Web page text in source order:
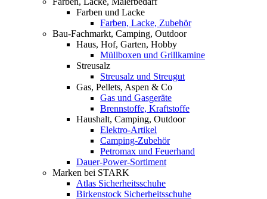
Farben und Lacke
Farben, Lacke, Zubehör
Bau-Fachmarkt, Camping, Outdoor
Haus, Hof, Garten, Hobby
Müllboxen und Grillkamine
Streusalz
Streusalz und Streugut
Gas, Pellets, Aspen & Co
Gas und Gasgeräte
Brennstoffe, Kraftstoffe
Haushalt, Camping, Outdoor
Elektro-Artikel
Camping-Zubehör
Petromax und Feuerhand
Dauer-Power-Sortiment
Marken bei STARK
Atlas Sicherheitsschuhe
Birkenstock Sicherheitsschuhe